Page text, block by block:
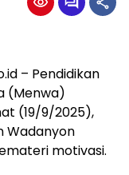
– Pendidikan
(Menwa)
(19/9/2025),
Wadanyon
motivasi.